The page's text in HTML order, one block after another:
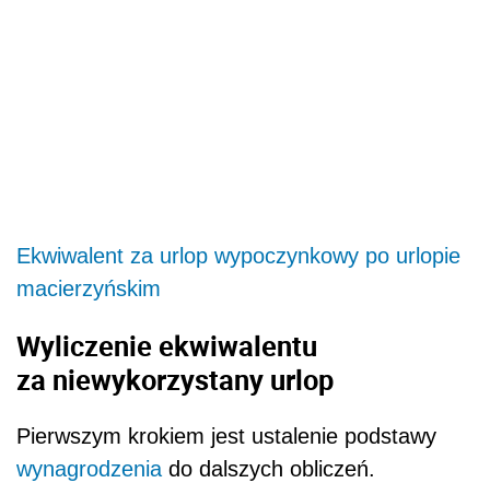
Ekwiwalent za urlop wypoczynkowy po urlopie
macierzyńskim
Wyliczenie ekwiwalentu
za niewykorzystany urlop
Pierwszym krokiem jest ustalenie podstawy
wynagrodzenia do dalszych obliczeń.